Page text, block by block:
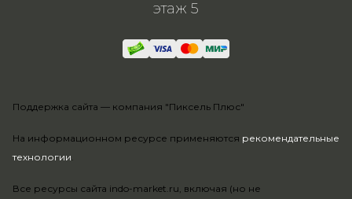
На информационном ресурсе применяются рекомендательные
технологии.
Все ресурсы сайта indo-market.ru, включая (но не
этаж 5
Поддержка сайта — компания "Пиксель Плюс"